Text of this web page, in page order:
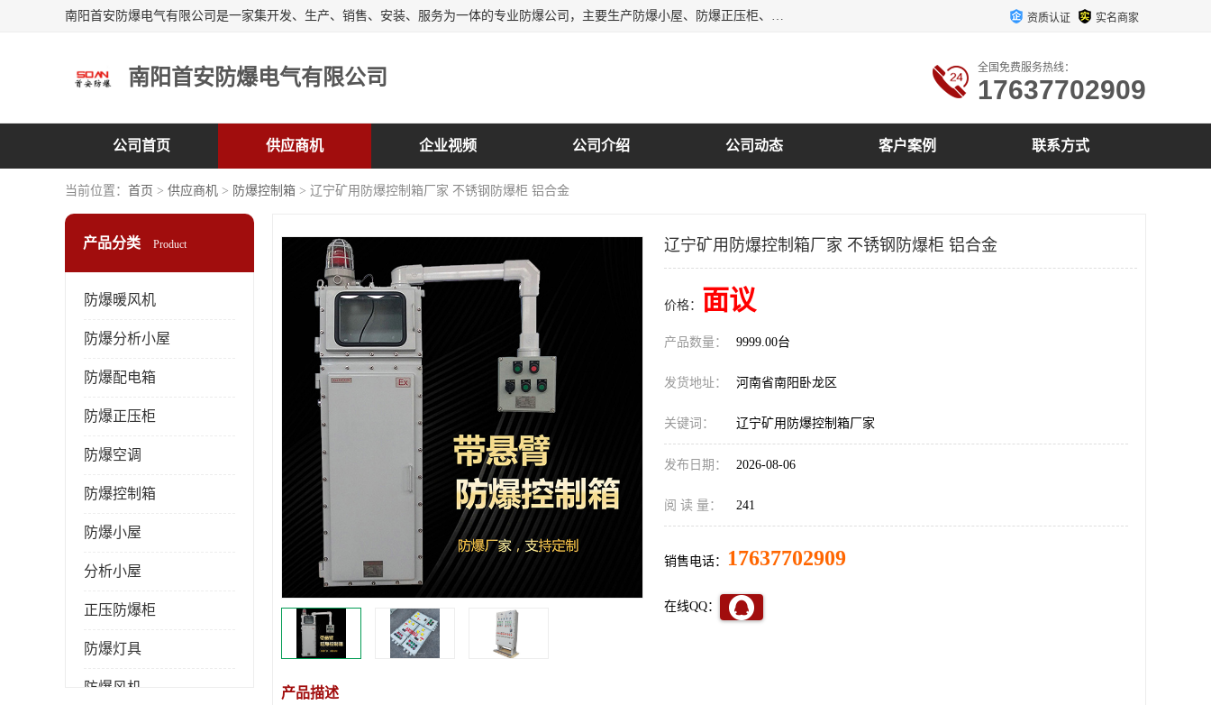
南阳首安防爆电气有限公司是一家集开发、生产、销售、安装、服务为一体的专业防爆公司，主要生产防爆小屋、防爆正压柜、防爆空调、防爆控制箱、防爆配电箱（柜），防爆正压系列，防爆灯具，防爆风机，防爆管件，粉尘防爆，防腐防尘防水等百余系列上千种防爆产品。 资质认证 实名商家
南阳首安防爆电气有限公司 全国免费服务热线：
17637702909
公司首页 供应商机 企业视频 公司介绍 公司动态 客户案例 联系方式
当前位置： 首页 > 供应商机 > 防爆控制箱 > 辽宁矿用防爆控制箱厂家 不锈钢防爆柜 铝合金
产品分类 Product
防爆暖风机
防爆分析小屋
防爆配电箱
防爆正压柜
防爆空调
防爆控制箱
防爆小屋
分析小屋
正压防爆柜
防爆灯具
防爆风机
辽宁矿用防爆控制箱厂家 不锈钢防爆柜 铝合金
价格： 面议
产品数量： 9999.00台
发货地址： 河南省南阳卧龙区
关键词： 辽宁矿用防爆控制箱厂家
发布日期： 2026-08-06
阅 读 量： 241
销售电话： 17637702909
在线QQ：
产品描述